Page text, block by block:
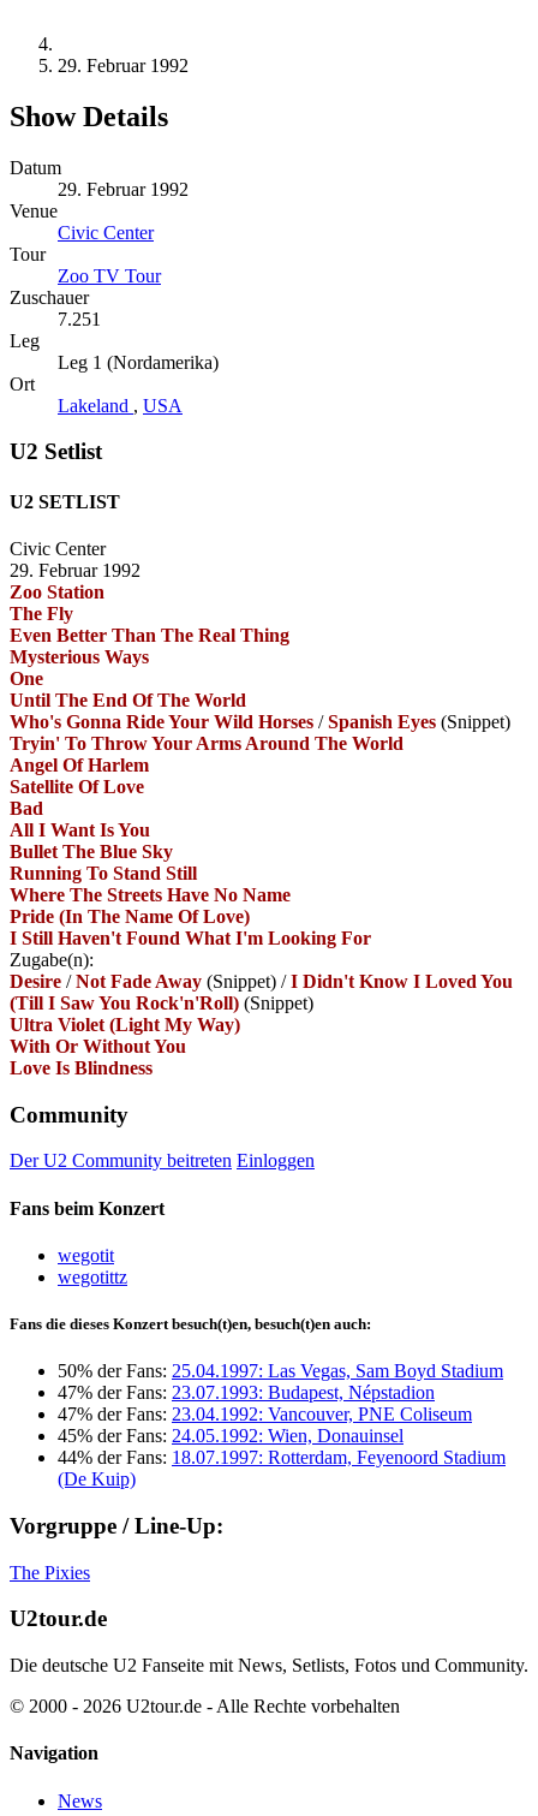
29. Februar 1992
Show Details
Datum
29. Februar 1992
Venue
Civic Center
Tour
Zoo TV Tour
Zuschauer
7.251
Leg
Leg 1 (Nordamerika)
Ort
Lakeland , USA
U2 Setlist
U2 SETLIST
Civic Center
29. Februar 1992
Zoo Station
The Fly
Even Better Than The Real Thing
Mysterious Ways
One
Until The End Of The World
Who's Gonna Ride Your Wild Horses /Spanish Eyes (Snippet)
Tryin' To Throw Your Arms Around The World
Angel Of Harlem
Satellite Of Love
Bad
All I Want Is You
Bullet The Blue Sky
Running To Stand Still
Where The Streets Have No Name
Pride (In The Name Of Love)
I Still Haven't Found What I'm Looking For
Zugabe(n):
Desire /Not Fade Away (Snippet) /I Didn't Know I Loved You
(Till I Saw You Rock'n'Roll) (Snippet)
Ultra Violet (Light My Way)
With Or Without You
Love Is Blindness
Community
Der U2 Community beitreten Einloggen
Fans beim Konzert
wegotit
wegotittz
Fans die dieses Konzert besuch(t)en, besuch(t)en auch:
50% der Fans: 25.04.1997: Las Vegas, Sam Boyd Stadium
47% der Fans: 23.07.1993: Budapest, Népstadion
47% der Fans: 23.04.1992: Vancouver, PNE Coliseum
45% der Fans: 24.05.1992: Wien, Donauinsel
44% der Fans: 18.07.1997: Rotterdam, Feyenoord Stadium
(De Kuip)
Vorgruppe / Line-Up:
The Pixies
U2tour.de
Die deutsche U2 Fanseite mit News, Setlists, Fotos und Community.
© 2000 - 2026 U2tour.de - Alle Rechte vorbehalten
Navigation
News